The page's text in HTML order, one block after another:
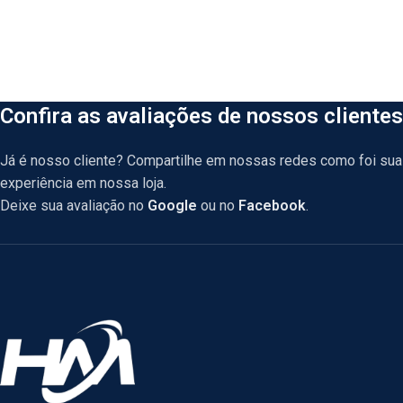
Confira as avaliações de nossos clientes
Já é nosso cliente? Compartilhe em nossas redes como foi sua
experiência em nossa loja.
Deixe sua avaliação no Google ou no Facebook.